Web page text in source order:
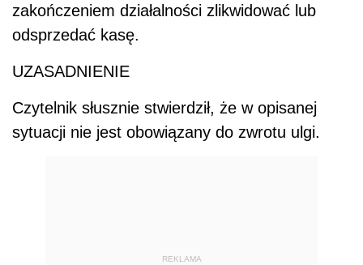
zakończeniem działalności zlikwidować lub
odsprzedać kasę.
UZASADNIENIE
Czytelnik słusznie stwierdził, że w opisanej
sytuacji nie jest obowiązany do zwrotu ulgi.
REKLAMA